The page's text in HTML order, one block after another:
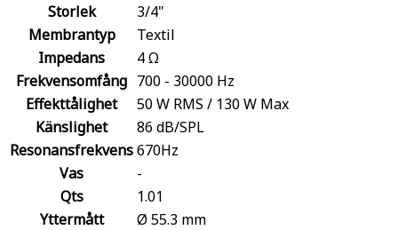
Storlek
3/4"
Membrantyp
Textil
Impedans
4 Ω
Frekvensomfång 700 - 30000 Hz
Effekttålighet
50 W RMS / 130 W Max
Känslighet
86 dB/SPL
Resonansfrekvens670Hz
Vas
-
Qts
1.01
Yttermått
Ø 55.3 mm